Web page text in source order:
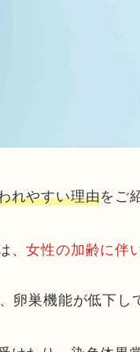
れやすい理由をご
、女性の加齢に伴
巣機能が低下し